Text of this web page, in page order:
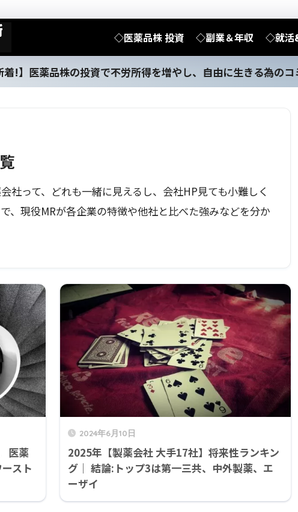
◇医薬品株 投資 ◇副業＆年収 ◇就活
着!】医薬品株の投資で不労所得を増やし、自由に生きる為のコ
社って、どれも一緒に見えるし、会社HP見ても小難しく
、現役MRが各企業の特徴や他社と比べた強みなどを分か
医薬
スト
2024年6月10日
2025年【製薬会社 大手17社】将来性ランキン
グ｜ 結論:トップ3は第一三共、中外製薬、エ
ーザイ